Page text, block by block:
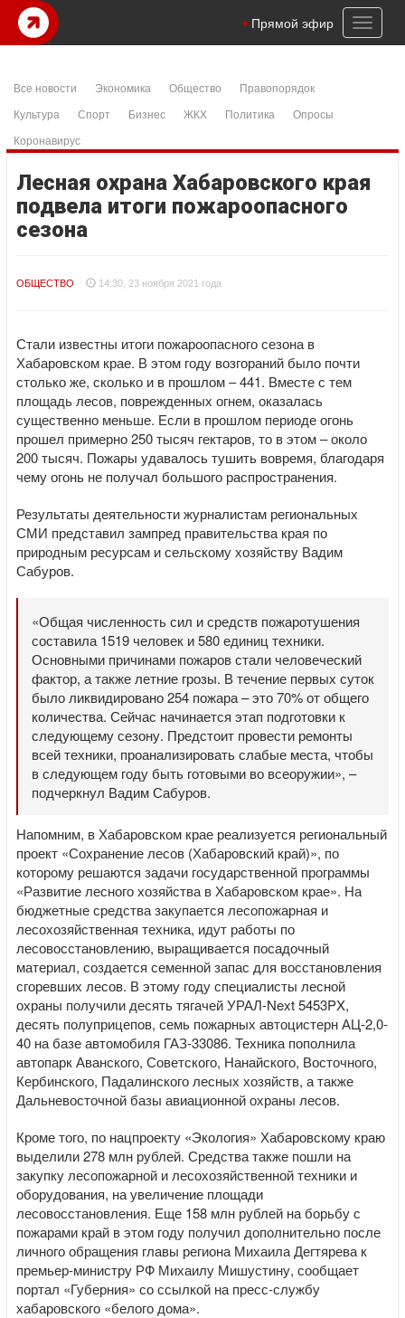
Toggle
Прямой эфир
Все новости Экономика Общество
Правопорядок
Культура
Спорт Бизнес ЖКХ Политика
Опросы
Коронавирус
Лесная охрана Хабаровского края
подвела итоги пожароопасного
сезона
ОБЩЕСТВО 14:30, 23 ноября 2021 года
Стали известны итоги пожароопасного сезона в
Хабаровском крае. В этом году возгораний было почти
столько же, сколько и в прошлом – 441. Вместе с тем
площадь лесов, поврежденных огнем, оказалась
существенно меньше. Если в прошлом периоде огонь
прошел примерно 250 тысяч гектаров, то в этом – около
200 тысяч. Пожары удавалось тушить вовремя, благодаря
чему огонь не получал большого распространения.
Результаты деятельности журналистам региональных
СМИ представил зампред правительства края по
природным ресурсам и сельскому хозяйству Вадим
Сабуров.
«Общая численность сил и средств пожаротушения
составила 1519 человек и 580 единиц техники.
Основными причинами пожаров стали человеческий
фактор, а также летние грозы. В течение первых суток
было ликвидировано 254 пожара – это 70% от общего
количества. Сейчас начинается этап подготовки к
следующему сезону. Предстоит провести ремонты
всей техники, проанализировать слабые места, чтобы
в следующем году быть готовыми во всеоружии», –
подчеркнул Вадим Сабуров.
Напомним, в Хабаровском крае реализуется региональный
проект «Сохранение лесов (Хабаровский край)», по
которому решаются задачи государственной программы
«Развитие лесного хозяйства в Хабаровском крае». На
бюджетные средства закупается лесопожарная и
лесохозяйственная техника, идут работы по
лесовосстановлению, выращивается посадочный
материал, создается семенной запас для восстановления
сгоревших лесов. В этому году специалисты лесной
охраны получили десять тягачей УРАЛ-Next 5453PX,
десять полуприцепов, семь пожарных автоцистерн АЦ-2,0-
40 на базе автомобиля ГАЗ-33086. Техника пополнила
автопарк Аванского, Советского, Нанайского, Восточного,
Кербинского, Падалинского лесных хозяйств, а также
Дальневосточной базы авиационной охраны лесов.
Кроме того, по нацпроекту «Экология» Хабаровскому краю
выделили 278 млн рублей. Средства также пошли на
закупку лесопожарной и лесохозяйственной техники и
оборудования, на увеличение площади
лесовосстановления. Еще 158 млн рублей на борьбу с
пожарами край в этом году получил дополнительно после
личного обращения главы региона Михаила Дегтярева к
премьер-министру РФ Михаилу Мишустину, сообщает
портал «Губерния» со ссылкой на пресс-службу
хабаровского «белого дома».